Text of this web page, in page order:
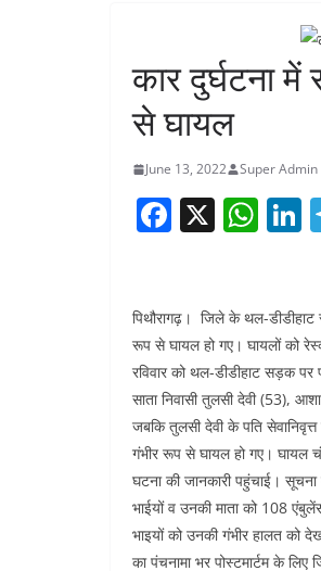
कार दुर्घटना
से घायल
June 13, 2022 Super Admin
F
e
b
o
o
k
X W
s
A
p
p
e
पिथौरागढ़। जिले के थल-डीडीहाट
रूप से घायल हो गए। घायलों को
रविवार को थल-डीडीहाट सड़क
साता निवासी तुलसी देवी (53),
जबकि तुलसी देवी के पति
गंभीर रूप से घायल हो गए। घायल
घटना की जानकारी पहुंचाई।
भाईयों व उनकी माता को 108
भाइयों को उनकी गंभीर हालत को
का पंचनामा भर पोस्टमार्टम के